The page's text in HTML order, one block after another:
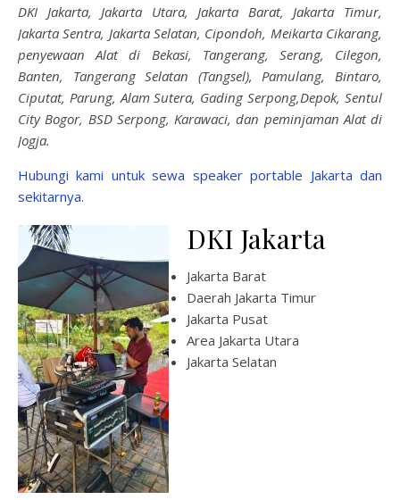
DKI Jakarta, Jakarta Utara, Jakarta Barat, Jakarta Timur,
Jakarta Sentra, Jakarta Selatan, Cipondoh, Meikarta Cikarang,
penyewaan Alat di Bekasi, Tangerang, Serang, Cilegon,
Banten, Tangerang Selatan (Tangsel), Pamulang, Bintaro,
Ciputat, Parung, Alam Sutera, Gading Serpong,Depok, Sentul
City Bogor, BSD Serpong, Karawaci, dan peminjaman Alat di
Jogja.
Hubungi kami untuk sewa speaker portable Jakarta dan
sekitarnya.
DKI Jakarta
Jakarta Barat
Daerah Jakarta Timur
Jakarta Pusat
Area Jakarta Utara
Jakarta Selatan